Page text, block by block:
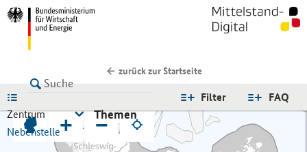
zurück zur Startseite
FAQ
Filter
Zentrum
Nebenstelle
Themen
+ −